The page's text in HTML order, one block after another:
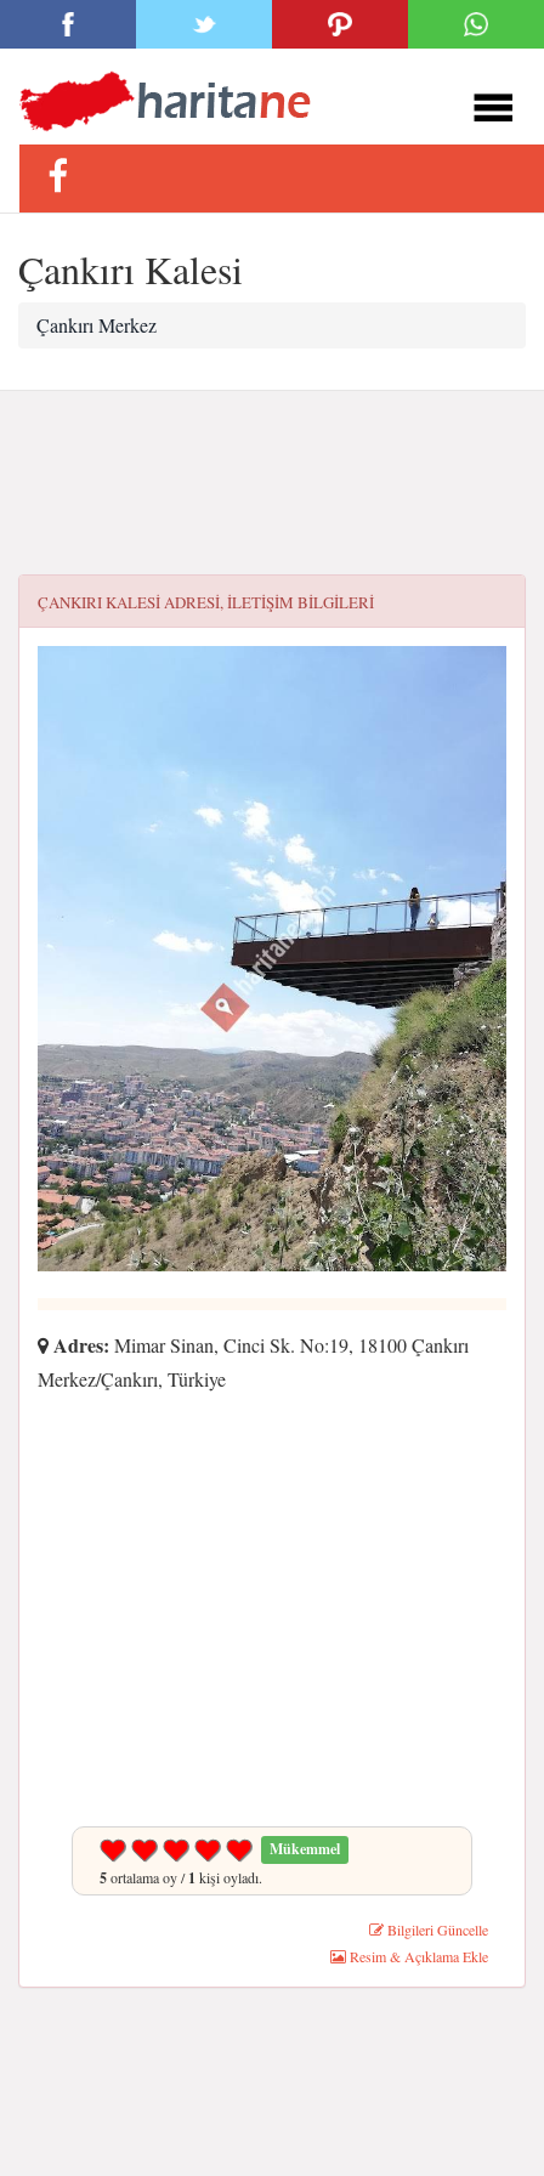
Çankırı Kalesi
Çankırı Merkez
ÇANKIRI KALESIADRESI, ILETIŞIM BILGILERI
Adres: Mimar Sinan, Cinci Sk. No:19, 18100 Çankırı
Merkez/Çankırı, Türkiye
Mükemmel
5ortalama oy /1 kişi oyladı.
Bilgileri Güncelle
Resim & Açıklama Ekle